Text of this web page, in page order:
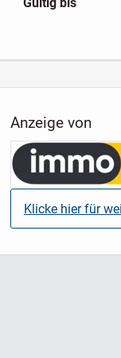
Anzeige von
Klicke hier für